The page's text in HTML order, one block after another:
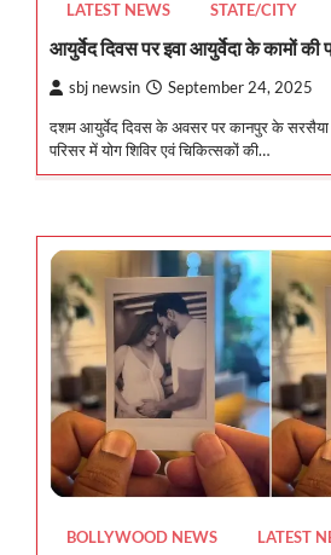
LATEST NEWS STATE/CITY
आयुर्वेद दिवस पर इवा आयुर्वेदा के कामों की
sbj newsin September 24, 2025
दशम आयुर्वेद दिवस के अवसर पर कानपुर के सरसैया
परिसर में योग शिविर एवं चिकित्सकों की…
BOLLYWOOD NEWS LATEST